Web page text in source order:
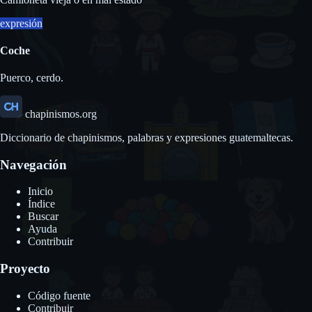
expresión
Coche
Puerco, cerdo.
chapinismos.org
Diccionario de chapinismos, palabras y expresiones guatemaltecas.
Navegación
Inicio
Índice
Buscar
Ayuda
Contribuir
Proyecto
Código fuente
Contribuir